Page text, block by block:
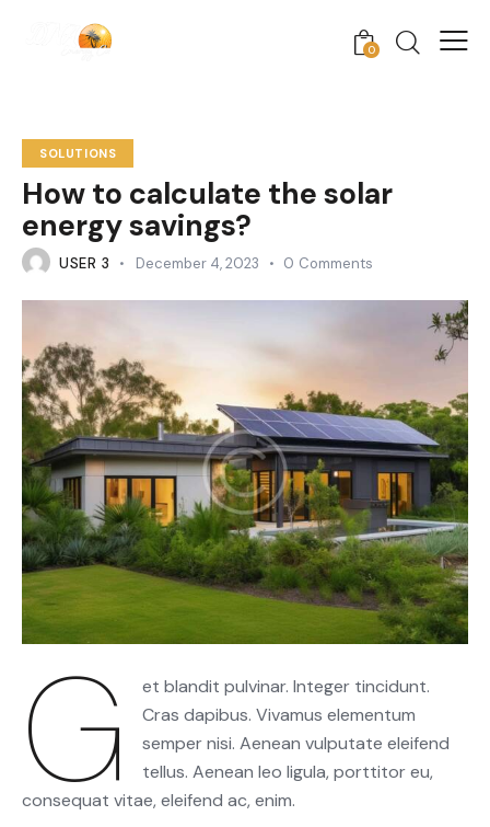
0
SOLUTIONS
How to calculate the solar
energy savings?
USER 3 December 4, 2023 0 Comments
G
et blandit pulvinar. Integer tincidunt.
Cras dapibus. Vivamus elementum
semper nisi. Aenean vulputate eleifend
tellus. Aenean leo ligula, porttitor eu,
consequat vitae, eleifend ac, enim.